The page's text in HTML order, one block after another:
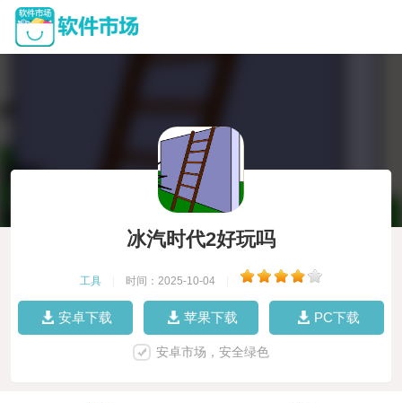
冰汽时代2好玩吗
工具 时间：2025-10-04
安卓下载 苹果下载 PC下载
安卓市场，安全绿色